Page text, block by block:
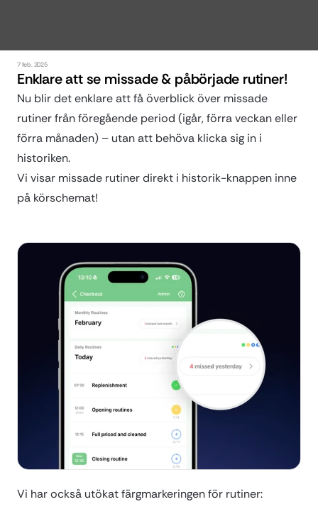
7 feb. 2025
Enklare att se missade & påbörjade rutiner!
Nu blir det enklare att få överblick över missade
rutiner från föregående period (igår, förra veckan eller
förra månaden) – utan att behöva klicka sig in i
historiken.
Vi visar missade rutiner direkt i historik-knappen inne
på körschemat!
Vi har också utökat färgmarkeringen för rutiner: